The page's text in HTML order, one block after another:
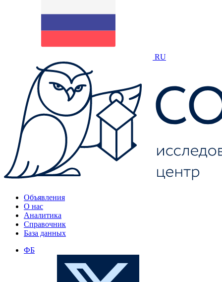
RU
Объявления
О нас
Аналитика
Справочник
База данных
ФБ